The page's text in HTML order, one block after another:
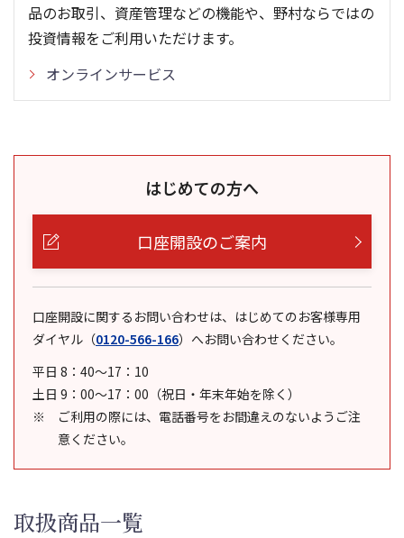
品のお取引、資産管理などの機能や、野村ならではの
投資情報をご利用いただけます。
オンラインサービス
はじめての方へ
口座開設のご案内
口座開設に関するお問い合わせは、はじめてのお客様専用
ダイヤル （0120-566-166） へお問い合わせください。
平日 8：40～17：10
土日 9：00～17：00（祝日・年末年始を除く）
ご利用の際には、電話番号をお間違えのないようご注
意ください。
取扱商品一覧